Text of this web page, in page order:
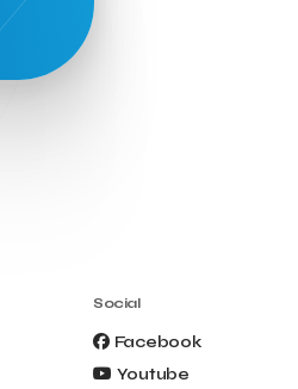
Social
Facebook
Youtube